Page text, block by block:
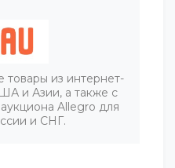
из интернет-
и Азии, а также с
Allegro для
и СНГ.